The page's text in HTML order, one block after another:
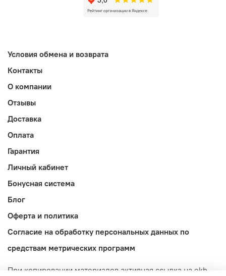
Условия обмена и возврата
Контакты
О компании
Отзывы
Доставка
Оплата
Гарантия
Личный кабинет
Бонусная система
Блог
Оферта и политика
Согласие на обработку персональных данных по
средствам метрических программ
При копировании материалов активная ссылка на ekb-